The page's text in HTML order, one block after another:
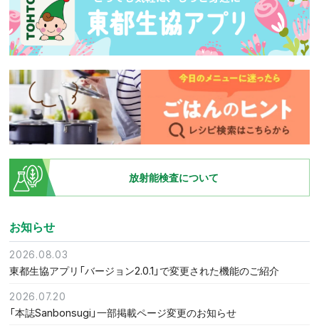
放射能検査について
お知らせ
2026.08.03
東都生協アプリ「バージョン2.0.1」で変更された機能のご紹介
2026.07.20
「本誌Sanbonsugi」一部掲載ページ変更のお知らせ